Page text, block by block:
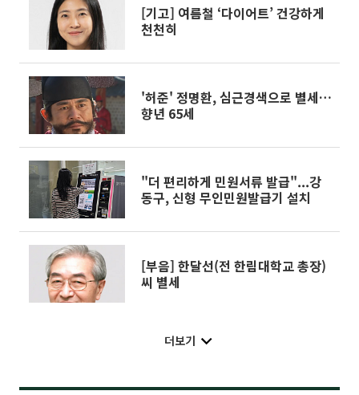
[기고] 여름철 ‘다이어트’ 건강하게
천천히
'허준' 정명환, 심근경색으로 별세…
향년 65세
"더 편리하게 민원서류 발급"...강
동구, 신형 무인민원발급기 설치
[부음] 한달선(전 한림대학교 총장)
씨 별세
더보기